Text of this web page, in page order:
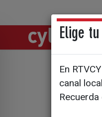
Elige
En
canal